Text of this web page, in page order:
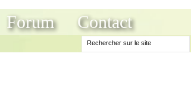
Forum Contact